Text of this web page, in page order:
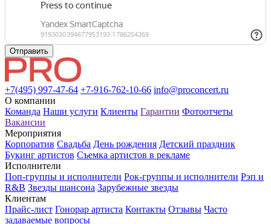
Отправить
+7(495) 997-47-64 +7-916-762-10-66 info@proconcert.ru
О компании
Команда Наши услуги Клиенты Гарантии Фотоотчеты
Вакансии
Мероприятия
Корпоратив Свадьба День рождения Детский праздник
Букинг артистов Съемка артистов в рекламе
Исполнители
Поп-группы и исполнители Рок-группы и исполнители Рэп и
R&B Звезды шансона Зарубежные звезды
Клиентам
Прайс-лист Гонорар артиста Контакты Отзывы Часто
задаваемые вопросы